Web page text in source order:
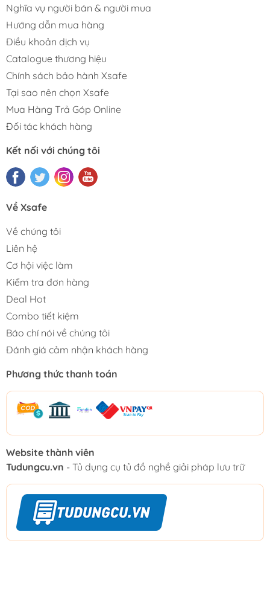
Nghĩa vụ người bán & người mua
Hướng dẫn mua hàng
Điều khoản dịch vụ
Catalogue thương hiệu
Chính sách bảo hành Xsafe
Tại sao nên chọn Xsafe
Mua Hàng Trả Góp Online
Đối tác khách hàng
Kết nối với chúng tôi
Về Xsafe
Về chúng tôi
Liên hệ
Cơ hội việc làm
Kiểm tra đơn hàng
Deal Hot
Combo tiết kiệm
Báo chí nói về chúng tôi
Đánh giá cảm nhận khách hàng
Phương thức thanh toán
Website thành viên
Tudungcu.vn - Tủ dụng cụ tủ đồ nghề giải pháp lưu trữ